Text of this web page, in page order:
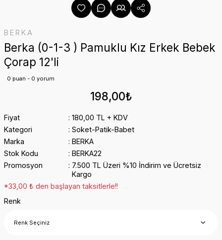
BERKA
Berka (0-1-3 ) Pamuklu Kız Erkek Bebek
Çorap 12'li
0 puan - 0 yorum
198,00₺
Fiyat
180,00 TL + KDV
Kategori
Soket-Patik-Babet
Marka
BERKA
Stok Kodu
BERKA22
Promosyon
7.500 TL Üzeri %10 İndirim ve Ücretsiz
Kargo
*33,00 ₺ den başlayan taksitlerle!!
Renk